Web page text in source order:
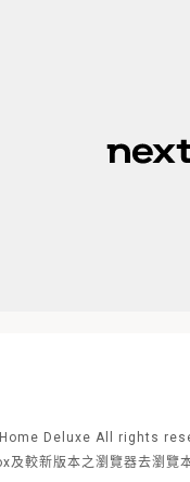
Deluxe All rights
較新版本之瀏覽器去瀏覽